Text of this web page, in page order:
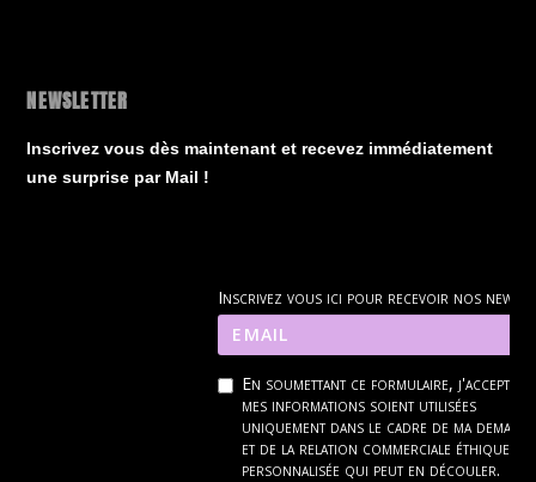
NEWSLETTER
Inscrivez vous dès maintenant et recevez immédiatement
une surprise par Mail !
Inscrivez vous ici pour recevoir nos news
En soumettant ce formulaire, j'accepte
mes informations soient utilisées
uniquement dans le cadre de ma
et de la relation commerciale éthique et
personnalisée qui peut en découler.